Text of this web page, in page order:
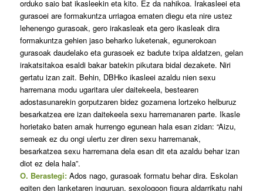
orduko saio bat ikasleekin eta kito. Ez da nahikoa. Irakasleei eta
gurasoei are formakuntza urriagoa ematen diegu eta nire ustez
lehenengo gurasoak, gero irakasleak eta gero ikasleak dira
formakuntza gehien jaso beharko luketenak, egunerokoan
gurasoak daudelako eta gurasoek ez badute txipa aldatzen, gelan
irakatsitakoa esaldi bakar batekin pikutara bidal dezakete. Niri
gertatu izan zait. Behin, DBHko ikasleei azaldu nien sexu
harremana modu ugaritara uler daitekeela, bestearen
adostasunarekin gorputzaren bidez gozamena lortzeko helburuz
besarkatzea ere izan daitekeela sexu harremanaren parte. Ikasle
horietako baten amak hurrengo egunean hala esan zidan: “Aizu,
semeak ez du ongi ulertu zer diren sexu harremanak,
besarkatzea sexu harremana dela esan dit eta azaldu behar izan
diot ez dela hala”.
O. Berastegi:Ados nago, gurasoak formatu behar dira. Eskolan
egiten den lanketaren inguruan, sexologoon figura aldarrikatu nahi